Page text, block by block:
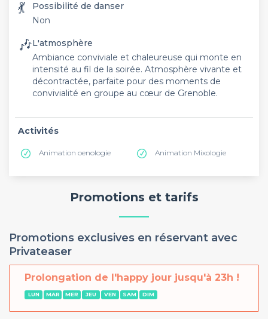
💃
Possibilité de danser
Non
🎶L'atmosphère
Ambiance conviviale et chaleureuse qui monte en
intensité au fil de la soirée. Atmosphère vivante et
décontractée, parfaite pour des moments de
convivialité en groupe au cœur de Grenoble.
Activités
Animation oenologie Animation Mixologie
Promotions et tarifs
Promotions exclusives en réservant avec
Privateaser
Prolongation de l'happy jour jusqu'à 23h !
LUN MAR MER JEU VEN SAM DIM